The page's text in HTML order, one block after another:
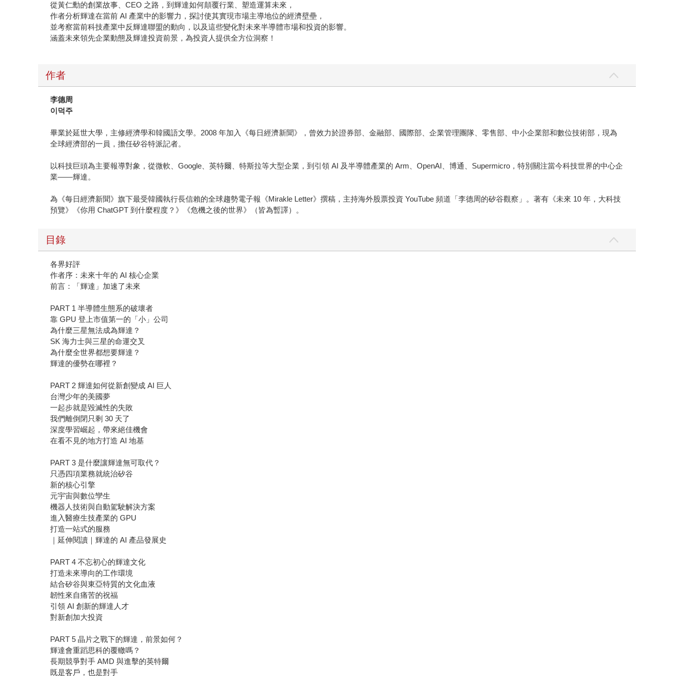
從黃仁勳的創業故事、CEO 之路，到輝達如何顛覆行業、塑造運算未來，
作者分析輝達在當前 AI 產業中的影響力，探討使其實現市場主導地位的經濟壁壘，
並考察當前科技產業中反輝達聯盟的動向，以及這些變化對未來半導體市場和投資的影響。
涵蓋未來領先企業動態及輝達投資前景，為投資人提供全方位洞察！
作者
李德周
이덕주
畢業於延世大學，主修經濟學和韓國語文學。2008 年加入《每日經濟新聞》，曾效力於證券部、金融部、國際部、企業管理團隊、零售部、中小企業部和數位技術部，現為
全球經濟部的一員，擔任矽谷特派記者。
以科技巨頭為主要報導對象，從微軟、Google、英特爾、特斯拉等大型企業，到引領 AI 及半導體產業的 Arm、OpenAI、博通、Supermicro，特別關注當今科技世界的中心企
業——輝達。
為《每日經濟新聞》旗下最受韓國執行長信賴的全球趨勢電子報《Mirakle Letter》撰稿，主持海外股票投資 YouTube 頻道「李德周的矽谷觀察」。著有《未來 10 年，大科技
預覽》《你用 ChatGPT 到什麼程度？》《危機之後的世界》（皆為暫譯）。
目錄
各界好評
作者序：未來十年的 AI 核心企業
前言：「輝達」加速了未來
PART 1 半導體生態系的破壞者
靠 GPU 登上市值第一的「小」公司
為什麼三星無法成為輝達？
SK 海力士與三星的命運交叉
為什麼全世界都想要輝達？
輝達的優勢在哪裡？
PART 2 輝達如何從新創變成 AI 巨人
台灣少年的美國夢
一起步就是毀滅性的失敗
我們離倒閉只剩 30 天了
深度學習崛起，帶來絕佳機會
在看不見的地方打造 AI 地基
PART 3 是什麼讓輝達無可取代？
只憑四項業務就統治矽谷
新的核心引擎
元宇宙與數位孿生
機器人技術與自動駕駛解決方案
進入醫療生技產業的 GPU
打造一站式的服務
｜延伸閱讀｜輝達的 AI 產品發展史
PART 4 不忘初心的輝達文化
打造未來導向的工作環境
結合矽谷與東亞特質的文化血液
韌性來自痛苦的祝福
引領 AI 創新的輝達人才
對新創加大投資
PART 5 晶片之戰下的輝達，前景如何？
輝達會重蹈思科的覆轍嗎？
長期競爭對手 AMD 與進擊的英特爾
既是客戶，也是對手